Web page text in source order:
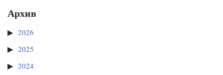
Архив
2026
2025
2024